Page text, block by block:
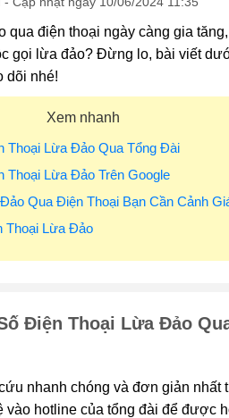
qua điện thoại ngày càng gia
gọi lừa đảo? Đừng lo, bài viết
dõi nhé!
Xem nhanh
Thoại Lừa Đảo Qua Tổng Đài
Thoại Lừa Đảo Trên Google
Qua Điện Thoại Bạn Cần Cảnh
Thoại Lừa Đảo
Điện Thoại Lừa Đảo
nhanh chóng và đơn giản nhất
vào hotline của tổng đài để được